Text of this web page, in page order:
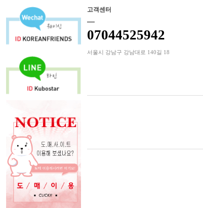
고객센터
07044525942
서울시 강남구 강남대로 140길 18